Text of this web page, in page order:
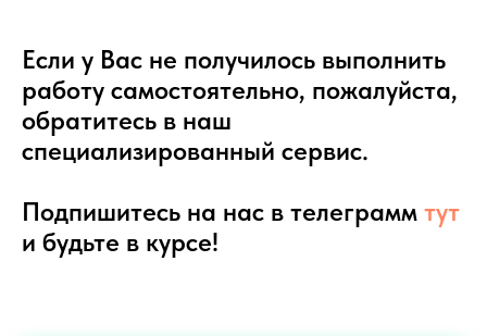
Если у Вас не получилось выполнить
работу самостоятельно, пожалуйста,
обратитесь в наш
специализированный сервис.
Подпишитесь на нас в телеграмм тут
и будьте в курсе!